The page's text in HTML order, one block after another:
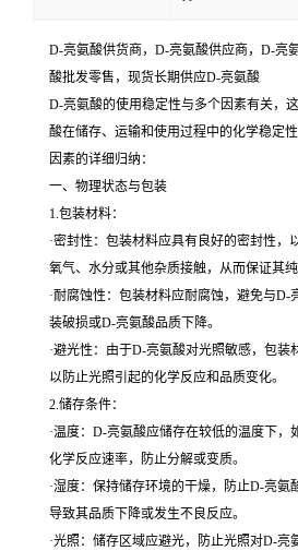
D-亮氨酸供货商，D-亮氨酸供应商，D-亮
酸批发零售，现货长期供应D-亮氨酸
D-亮氨酸的使用稳定性与多个因素有关，
酸在储存、运输和使用过程中的化学稳定
因素的详细归纳：
一、物理状态与包装
1.包装材料：
·密封性：包装材料应具有良好的密封性，
氧气、水分或其他杂质接触，从而保证其纯
·耐腐蚀性：包装材料应耐腐蚀，避免与D-
装破损或D-亮氨酸品质下降。
·避光性：由于D-亮氨酸对光照敏感，包装
以防止光照引起的化学反应和品质变化。
2.储存条件：
·温度：D-亮氨酸应储存在较低的温度下，
化学反应速率，防止分解或变质。
·湿度：保持储存环境的干燥，防止D-亮氨
导致其品质下降或发生不良反应。
·光照：储存区域应避光，防止光照对D-亮